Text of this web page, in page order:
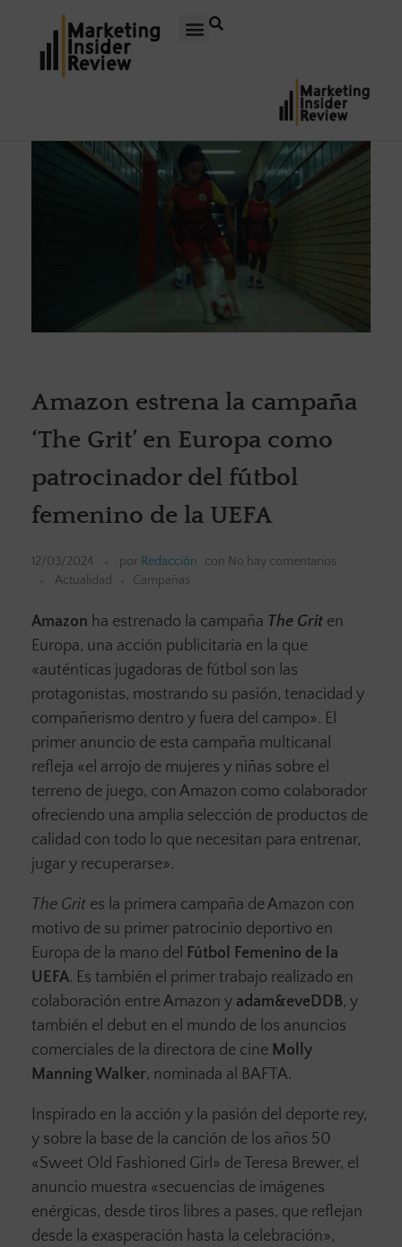
Amazon estrena la campaña
‘The Grit’ en Europa como
patrocinador del fútbol
femenino de la UEFA
12/03/2024 por Redacción con No hay comentarios
Actualidad
Campañas
Amazon ha estrenado la campaña The Grit en
Europa, una acción publicitaria en la que
«auténticas jugadoras de fútbol son las
protagonistas, mostrando su pasión, tenacidad y
compañerismo dentro y fuera del campo». El
primer anuncio de esta campaña multicanal
refleja «el arrojo de mujeres y niñas sobre el
terreno de juego, con Amazon como colaborador
ofreciendo una amplia selección de productos de
calidad con todo lo que necesitan para entrenar,
jugar y recuperarse».
The Grit es la primera campaña de Amazon con
motivo de su primer patrocinio deportivo en
Europa de la mano del Fútbol Femenino de la
UEFA. Es también el primer trabajo realizado en
colaboración entre Amazon y adam&eveDDB, y
también el debut en el mundo de los anuncios
comerciales de la directora de cine Molly
Manning Walker, nominada al BAFTA.
Inspirado en la acción y la pasión del deporte rey,
y sobre la base de la canción de los años 50
«Sweet Old Fashioned Girl» de Teresa Brewer, el
anuncio muestra «secuencias de imágenes
enérgicas, desde tiros libres a pases, que reflejan
desde la exasperación hasta la celebración»,